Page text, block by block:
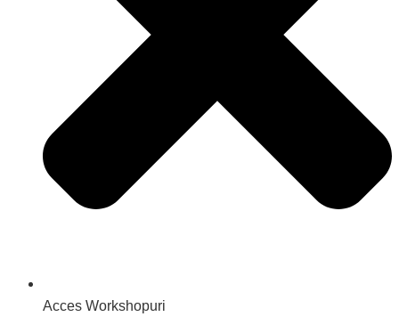
Acces Workshopuri